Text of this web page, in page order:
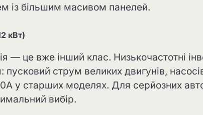
із більшим масивом панелей.
кВт)
— це вже інший клас. Низькочастотні
пусковий струм великих двигунів,
у старших моделях. Для серйозних
вибір.